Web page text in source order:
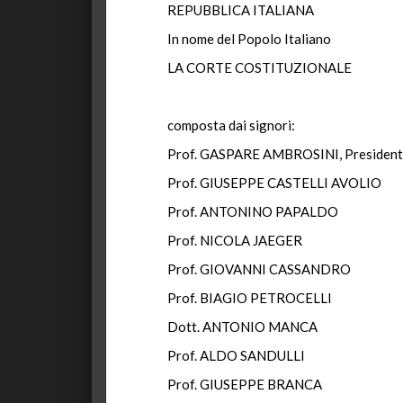
REPUBBLICA ITALIANA
In nome del Popolo Italiano
LA CORTE COSTITUZIONALE
composta dai signori:
Prof. GASPARE AMBROSINI,
Prof. GIUSEPPE CASTELLI AVOLIO
Prof. ANTONINO PAPALDO
Prof. NICOLA JAEGER
Prof. GIOVANNI CASSANDRO
Prof. BIAGIO PETROCELLI
Dott. ANTONIO MANCA
Prof. ALDO SANDULLI
Prof. GIUSEPPE BRANCA